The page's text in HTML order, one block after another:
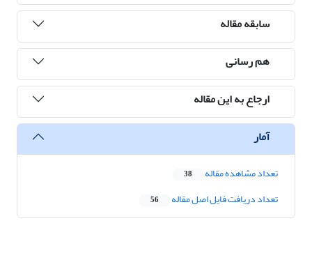
سابقه مقاله
هم رسانی
ارجاع به این مقاله
آمار
تعداد مشاهده مقاله 38
تعداد دریافت فایل اصل مقاله 56